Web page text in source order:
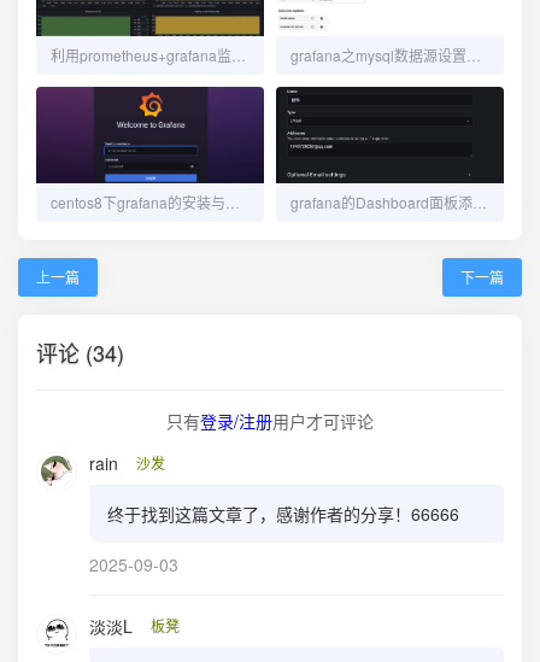
上一篇 下一篇
评论 (34)
只有登录/注册用户才可评论
rain
沙发
终于找到这篇文章了，感谢作者的分享！66666
2025-09-03
淡淡L 板凳